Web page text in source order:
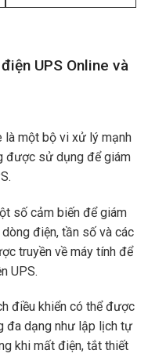
UPS Online và
là một bộ vi xử lý mạnh
được sử dụng để giám
số cảm biến để giám
điện, tần số và các
truyền về máy tính để
UPS.
điều khiển có thể được
đa dạng như lập lịch tự
khi mất điện, tắt thiết